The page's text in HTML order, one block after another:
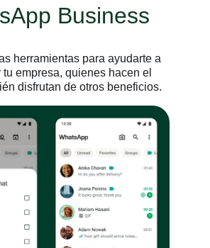
Business
herramientas para ayudarte a
empresa, quienes hacen el
disfrutan de otros beneficios.